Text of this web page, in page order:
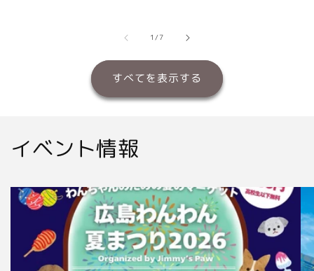
格
1/の
7
すべてを表示する
イベント情報